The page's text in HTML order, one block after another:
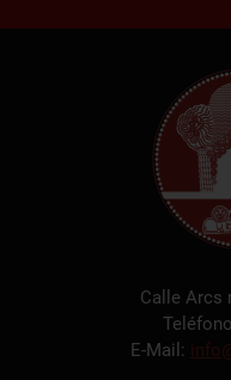
Calle Arcs
E-Mail: